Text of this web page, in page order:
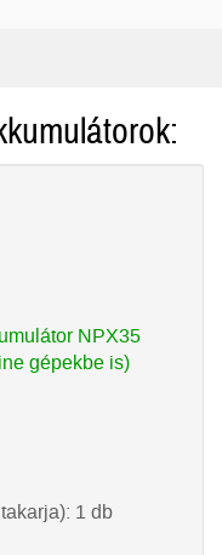
NPX35
gépekbe is)
1 db